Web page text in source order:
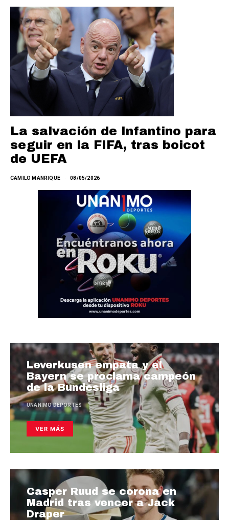
La salvación de Infantino para
seguir en la FIFA, tras boicot
de UEFA
CAMILO MANRIQUE 08/05/2026
Leverkusen empata y el
Bayern se proclama campeón
de la Bundesliga
UNANIMO DEPORTES
VER MÁS
Casper Ruud se corona en
Madrid tras vencer a Jack
Draper